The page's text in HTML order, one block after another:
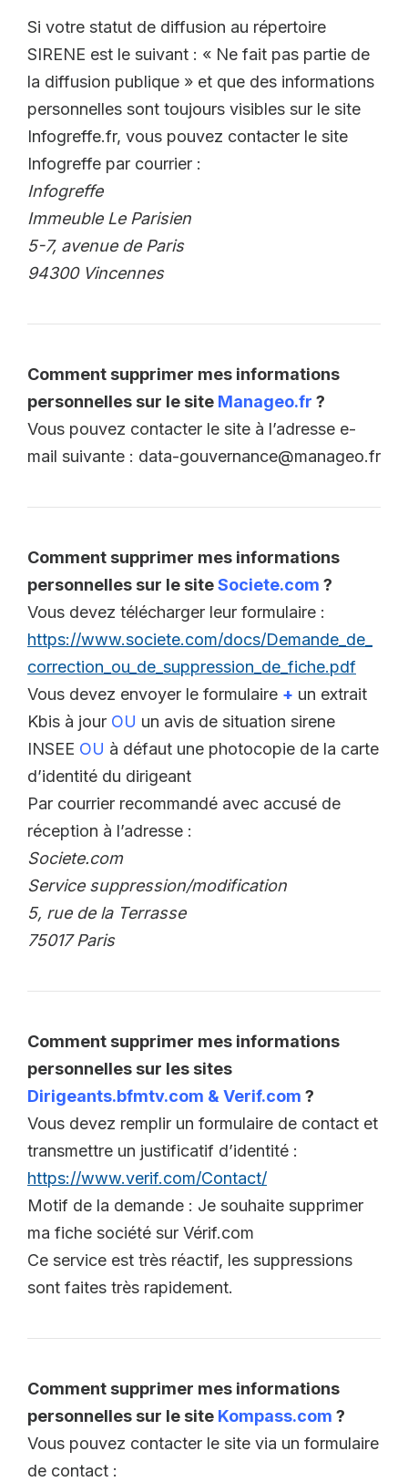
Si votre statut de diffusion au répertoire
SIRENE est le suivant : « Ne fait pas partie de
la diffusion publique » et que des informations
personnelles sont toujours visibles sur le site
Infogreffe.fr, vous pouvez contacter le site
Infogreffe par courrier :
Infogreffe
Immeuble Le Parisien
5-7, avenue de Paris
94300 Vincennes
Comment supprimer mes informations
personnelles sur le site Manageo.fr ?
Vous pouvez contacter le site à l’adresse e-
mail suivante : data-gouvernance@manageo.fr
Comment supprimer mes informations
personnelles sur le siteSociete.com ?
Vous devez télécharger leur formulaire :
https://www.societe.com/docs/Demande_de_
correction_ou_de_suppression_de_fiche.pdf
Vous devez envoyer le formulaire + un extrait
Kbis à jour OU un avis de situation sirene
INSEE OU à défaut une photocopie de la carte
d’identité du dirigeant
Par courrier recommandé avec accusé de
réception à l’adresse :
Societe.com
Service suppression/modification
5, rue de la Terrasse
75017 Paris
Comment supprimer mes informations
personnelles sur les sites
Dirigeants.bfmtv.com & Verif.com ?
Vous devez remplir un formulaire de contact et
transmettre un justificatif d’identité :
https://www.verif.com/Contact/
Motif de la demande : Je souhaite supprimer
ma fiche société sur Vérif.com
Ce service est très réactif, les suppressions
sont faites très rapidement.
Comment supprimer mes informations
personnelles sur le site Kompass.com ?
Vous pouvez contacter le site via un formulaire
de contact :